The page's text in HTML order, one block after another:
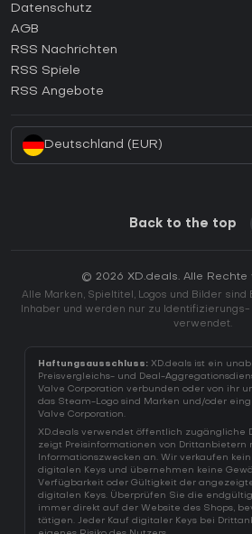
Wie aktiviert man einen Epic Games
Wie aktiviert man einen GOG CD Key?
Wie aktiviert man einen Ubisoft
Wie aktiviert man einen EA App CD
Datenschutz
AGB
RSS Nachrichten
RSS Spiele
RSS Angebote
Deutschland (EUR)
Back to the top
© 2026 XD.deals. Alle
Alle Marken, Spieltitel, Logos und Bilder
Inhaber und werden nur zu
verwendet.
Haftungsausschluss: XD.deals ist ein
Preisvergleichs- und Deal-
Valve Corporation verbunden oder von ihr
das Steam-Logo sind Marken und/oder
Valve Corporation.
XD.deals verwendet öffentlich zugängliche
zeigt Preisinformationen von Drittanbietern
Informationszwecken an. Wir verkaufen
digitalen Keys und übernehmen keine
Verfügbarkeit oder Gültigkeit der
digitalen Keys. Überprüfen Sie die
immer direkt auf der Website des Shops,
tätigen. Jeder Kauf digitaler Keys bei